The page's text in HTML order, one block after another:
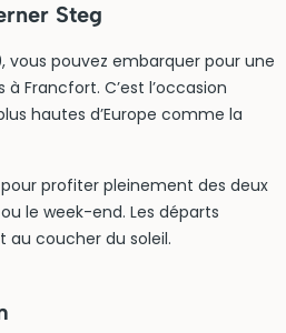
Steg
vous pouvez embarquer pour une
Francfort. C’est l’occasion
hautes d’Europe comme la
pour profiter pleinement des deux
le week-end. Les départs
coucher du soleil.